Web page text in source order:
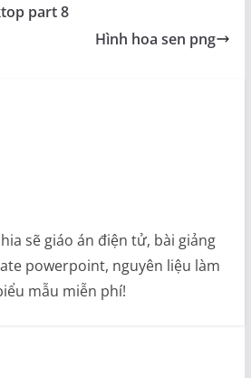
part 8
Hình hoa sen png
sẽ giáo án điện tử, bài giảng
powerpoint, nguyên liệu làm
mẫu miễn phí!